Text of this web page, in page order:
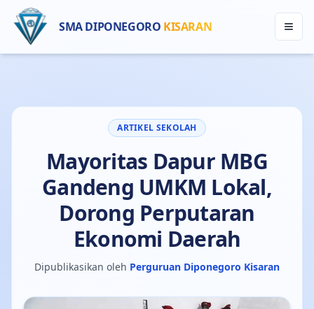
SMA DIPONEGORO KISARAN
ARTIKEL SEKOLAH
Mayoritas Dapur MBG
Gandeng UMKM Lokal,
Dorong Perputaran
Ekonomi Daerah
Dipublikasikan oleh Perguruan Diponegoro Kisaran